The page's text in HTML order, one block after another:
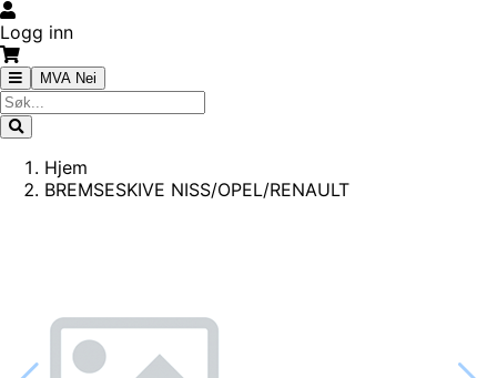
Logg inn
MVA Nei
Hjem
BREMSESKIVE NISS/OPEL/RENAULT